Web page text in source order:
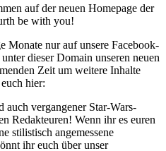
auf der neuen Homepage der
be with you!
Monate nur auf unsere Facebook-
dieser Domain unseren neuen
Zeit um weitere Inhalte
hier:
auch vergangener Star-Wars-
Redakteuren! Wenn ihr es euren
stilistisch angemessene
ihr euch über unser